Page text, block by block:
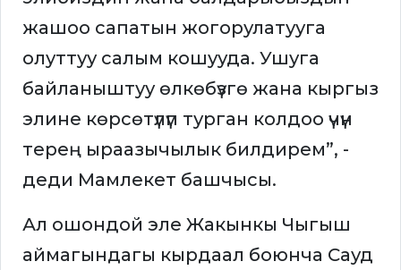
жашоо сапатын жогорулатууга
олуттуу салым кошууда. Ушуга
байланыштуу өлкөбүзгө жана кыргыз
элине көрсөтүлүп турган колдоо үчүн
терең ыраазычылык билдирем”, -
деди Мамлекет башчысы.
Ал ошондой эле Жакынкы Чыгыш
аймагындагы кырдаал боюнча Сауд